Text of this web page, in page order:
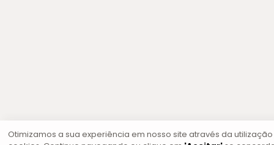
Otimizamos a sua experiência em nosso site através da